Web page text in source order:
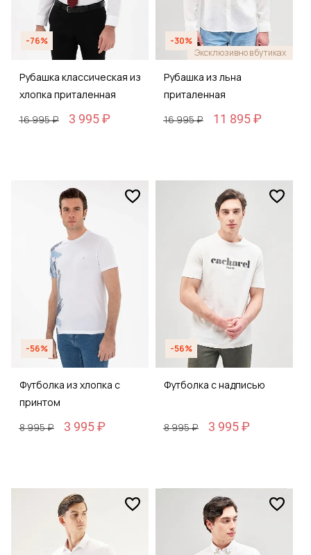
-76%
Рубашка классическая из
хлопка приталенная
16 995 ₽
3 995 ₽
-30%
Эксклюзивно в бутиках
Рубашка из льна
приталенная
16 995 ₽
11 895 ₽
-56%
Футболка из хлопка с
принтом
8 995 ₽
3 995 ₽
-56%
Футболка с надписью
8 995 ₽ 3 995 ₽